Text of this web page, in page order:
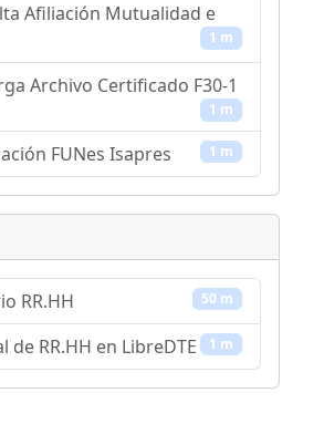
Afiliación Mutualidad e
1 m
Archivo Certificado F30-1
1 m
FUNes Isapres 1 m
RR.HH 50 m
de RR.HH en LibreDTE 1 m